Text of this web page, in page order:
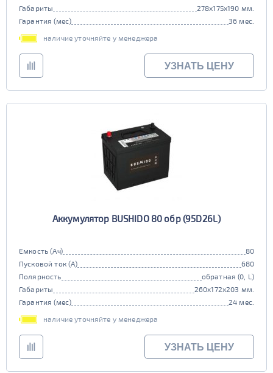
Габариты
278x175x190 мм.
Гарантия (мес)
36 мес.
наличие уточняйте у менеджера
УЗНАТЬ ЦЕНУ
Аккумулятор BUSHIDO 80 обр (95D26L)
Емкость (Ач)
80
Пусковой ток (А)
680
Полярность
обратная (0, L)
Габариты
260x172x203 мм.
Гарантия (мес)
24 мес.
наличие уточняйте у менеджера
УЗНАТЬ ЦЕНУ